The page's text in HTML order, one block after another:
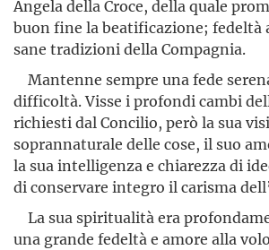
Angela della Croce, della quale
buon fine la beatificazione; fedeltà
sane tradizioni della Compagnia.
Mantenne sempre una fede
difficoltà. Visse i profondi cambi
richiesti dal Concilio, però la sua
soprannaturale delle cose, il suo
la sua intelligenza e chiarezza di
di conservare integro il carisma
La sua spiritualità era
una grande fedeltà e amore alla